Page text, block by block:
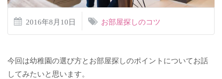
2016年8月10日 お部屋探しのコツ
今回は幼稚園の選び方とお部屋探しのポイントについてお話
してみたいと思います。